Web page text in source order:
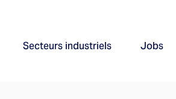
Secteurs industriels Jobs